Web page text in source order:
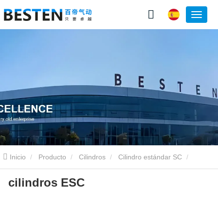
Inicio Producto Cilindros Cilindro estándar SC
cilindros ESC
cilindros ESC